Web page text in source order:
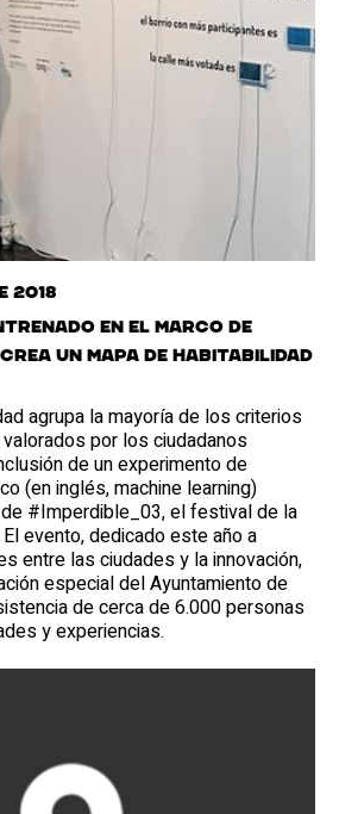
2018
en el marco de
un mapa de habitabilidad
agrupa la mayoría de los criterios
por los ciudadanos
de un experimento de
(en inglés, machine learning)
#Imperdible_03, el festival de la
evento, dedicado este año a
entre las ciudades y la innovación,
especial del Ayuntamiento de
de cerca de 6.000 personas
y experiencias.